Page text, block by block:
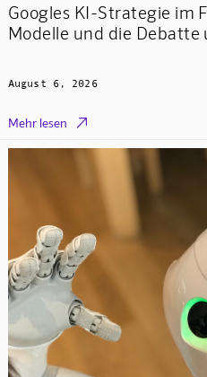
Googles KI-Strategie im
Modelle und die Debatte
August 6, 2026
Mehr lesen 